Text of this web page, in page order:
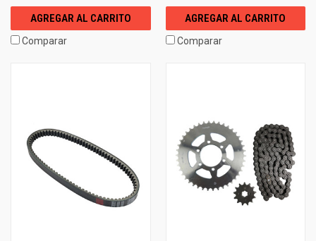
AGREGAR AL CARRITO
Comparar
AGREGAR AL CARRITO
Comparar